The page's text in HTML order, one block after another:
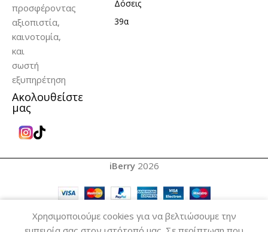
προσφέροντας
αξιοπιστία,
καινοτομία,
και
σωστή
εξυπηρέτηση
Ακολουθείστε
μας
Δόσεις
39α
iBerry 2026
Χρησιμοποιούμε cookies για να βελτιώσουμε την
WishlistCart
My account